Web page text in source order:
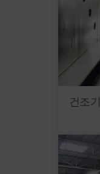
건조기